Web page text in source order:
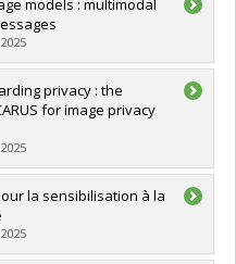
models : multimodal
privacy : the
for image privacy
la sensibilisation à la